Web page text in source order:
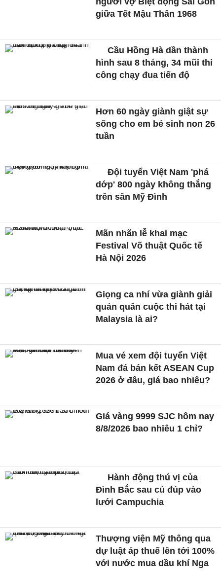
giữa Tết Mậu Thân 1968
Cầu Hồng Hà dần thành
hình sau 8 tháng, 34 mũi thi
công chạy đua tiến độ
Hơn 60 ngày giành giật sự
sống cho em bé sinh non 26
tuần
Đội tuyển Việt Nam 'phá
dớp' 800 ngày không thắng
trên sân Mỹ Đình
Mãn nhãn lễ khai mạc
Festival Võ thuật Quốc tế
Hà Nội 2026
Giọng ca nhí vừa giành giải
quán quân cuộc thi hát tại
Malaysia là ai?
Mua vé xem đội tuyển Việt
Nam đá bán kết ASEAN Cup
2026 ở đâu, giá bao nhiêu?
Giá vàng 9999 SJC hôm nay
8/8/2026 bao nhiêu 1 chỉ?
Hành động thú vị của
Đình Bắc sau cú đúp vào
lưới Campuchia
Thượng viện Mỹ thông qua
dự luật áp thuế lên tới 100%
với nước mua dầu khí Nga